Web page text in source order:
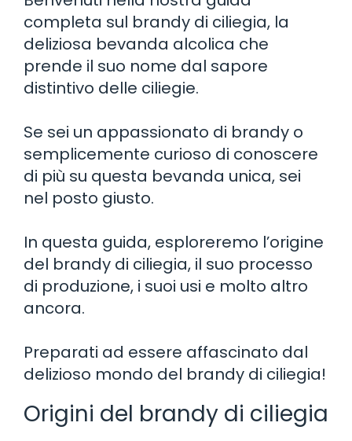
completa sul brandy di ciliegia, la
deliziosa bevanda alcolica che
prende il suo nome dal sapore
distintivo delle ciliegie.
Se sei un appassionato di brandy o
semplicemente curioso di conoscere
di più su questa bevanda unica, sei
nel posto giusto.
In questa guida, esploreremo l’origine
del brandy di ciliegia, il suo processo
di produzione, i suoi usi e molto altro
ancora.
Preparati ad essere affascinato dal
delizioso mondo del brandy di ciliegia!
Origini del brandy di ciliegia